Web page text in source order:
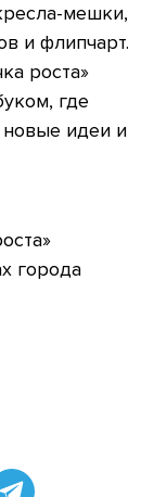
мешки,
и флипчарт.
роста»
где
идеи и
города